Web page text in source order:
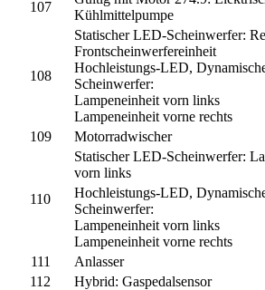
107
Kühlmittelpumpe
108
Statischer LED-Scheinwerfer:
Frontscheinwerfereinheit
Hochleistungs-LED,
Scheinwerfer:
Lampeneinheit vorn links
Lampeneinheit vorne rechts
109 Motorradwischer
110
Statischer LED-Scheinwerfer:
vorn links
Hochleistungs-LED,
Scheinwerfer:
Lampeneinheit vorn links
Lampeneinheit vorne rechts
111
Anlasser
112
Hybrid: Gaspedalsensor